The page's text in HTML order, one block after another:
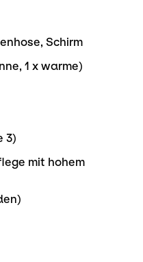
Schirm
1 x warme)
3)
mit hohem